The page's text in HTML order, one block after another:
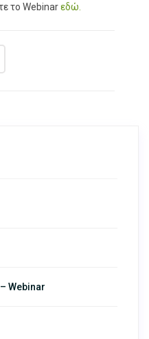
το Webinarεδώ.
Webinar